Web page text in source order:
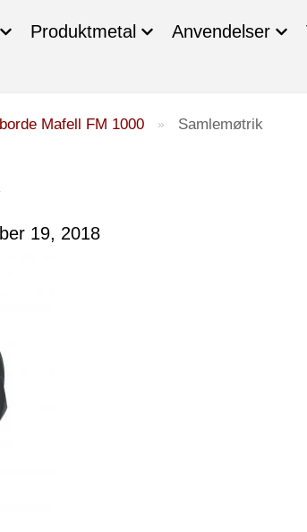
Produktmetal Anvendelser
Mafell FM 1000 » Samlemøtrik
19, 2018